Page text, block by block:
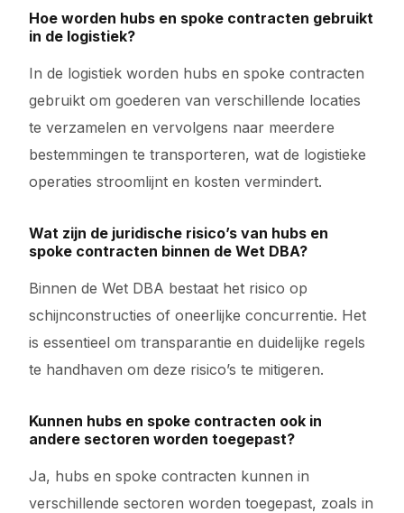
Hoe worden hubs en spoke contracten gebruikt
in de logistiek?
In de logistiek worden hubs en spoke contracten
gebruikt om goederen van verschillende locaties
te verzamelen en vervolgens naar meerdere
bestemmingen te transporteren, wat de logistieke
operaties stroomlijnt en kosten vermindert.
Wat zijn de juridische risico’s van hubs en
spoke contracten binnen de Wet DBA?
Binnen de Wet DBA bestaat het risico op
schijnconstructies of oneerlijke concurrentie. Het
is essentieel om transparantie en duidelijke regels
te handhaven om deze risico’s te mitigeren.
Kunnen hubs en spoke contracten ook in
andere sectoren worden toegepast?
Ja, hubs en spoke contracten kunnen in
verschillende sectoren worden toegepast, zoals in